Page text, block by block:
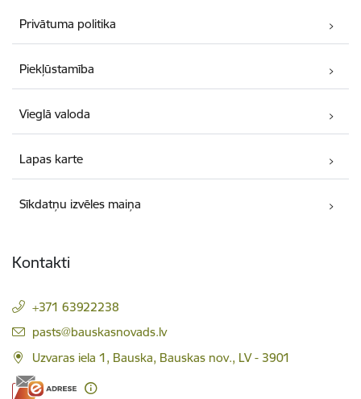
Privātuma politika
Piekļūstamība
Vieglā valoda
Lapas karte
Sīkdatņu izvēles maiņa
Kontakti
+371 63922238
E-pasts:
pasts@bauskasnovads.lv
Uzvaras iela 1, Bauska, Bauskas nov., LV - 3901